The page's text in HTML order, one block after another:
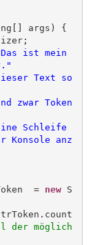
args) {
ist mein
Text so
zwar Token
Schleife
Konsole anz
=
new S
der möglich